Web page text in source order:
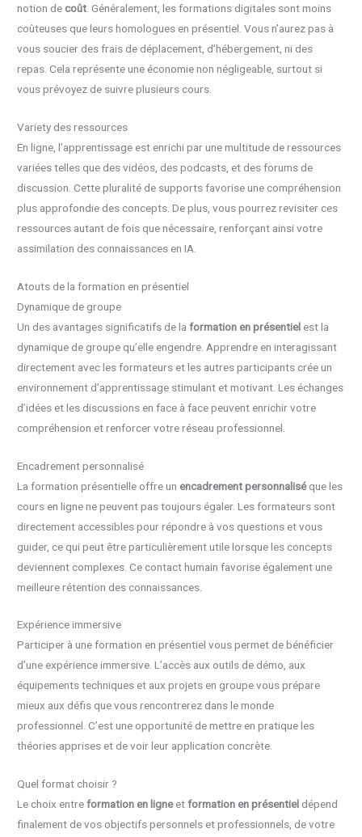
notion de coût . Généralement, les formations digitales sont moins
coûteuses que leurs homologues en présentiel. Vous n’aurez pas à
vous soucier des frais de déplacement, d’hébergement, ni des
repas. Cela représente une économie non négligeable, surtout si
vous prévoyez de suivre plusieurs cours.
Variety des ressources
En ligne, l’apprentissage est enrichi par une multitude de ressources
variées telles que des vidéos, des podcasts, et des forums de
discussion. Cette pluralité de supports favorise une compréhension
plus approfondie des concepts. De plus, vous pourrez revisiter ces
ressources autant de fois que nécessaire, renforçant ainsi votre
assimilation des connaissances en IA.
Atouts de la formation en présentiel
Dynamique de groupe
Un des avantages significatifs de laformation en présentiel est la
dynamique de groupe qu’elle engendre. Apprendre en interagissant
directement avec les formateurs et les autres participants crée un
environnement d’apprentissage stimulant et motivant. Les échanges
d’idées et les discussions en face à face peuvent enrichir votre
compréhension et renforcer votre réseau professionnel.
Encadrement personnalisé
La formation présentielle offre un encadrement personnaliséque les
cours en ligne ne peuvent pas toujours égaler. Les formateurs sont
directement accessibles pour répondre à vos questions et vous
guider, ce qui peut être particulièrement utile lorsque les concepts
deviennent complexes. Ce contact humain favorise également une
meilleure rétention des connaissances.
Expérience immersive
Participer à une formation en présentiel vous permet de bénéficier
d’une expérience immersive. L’accès aux outils de démo, aux
équipements techniques et aux projets en groupe vous prépare
mieux aux défis que vous rencontrerez dans le monde
professionnel. C’est une opportunité de mettre en pratique les
théories apprises et de voir leur application concrète.
Quel format choisir ?
Le choix entreformation en ligneetformation en présentiel dépend
finalement de vos objectifs personnels et professionnels, de votre